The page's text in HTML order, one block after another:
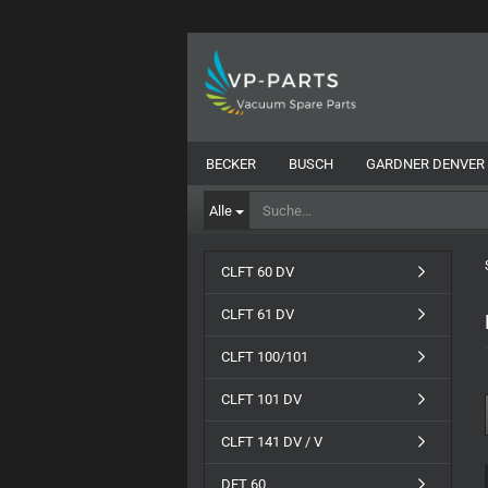
Alle
BECKER BUSCH GARDNER DENVER
CLFT 60 DV
CLFT 61 DV
CLFT 100/101
CLFT 101 DV
CLFT 141 DV / V
DFT 60